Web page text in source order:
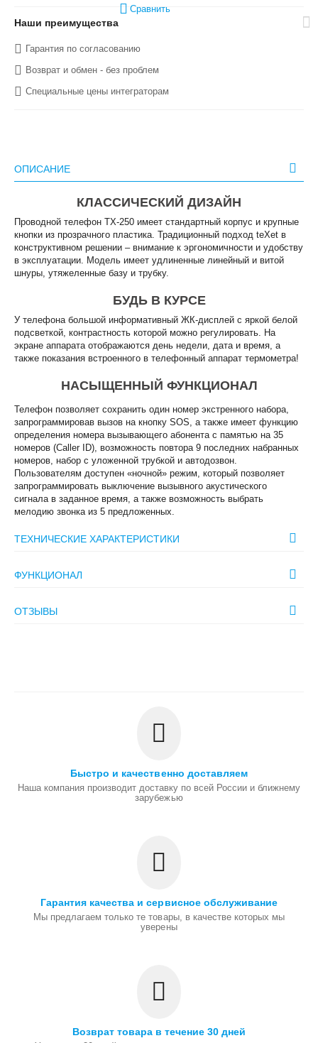
Сравнить
Наши преимущества
Гарантия по согласованию
Возврат и обмен - без проблем
Специальные цены интеграторам
ОПИСАНИЕ
КЛАССИЧЕСКИЙ ДИЗАЙН
Проводной телефон ТХ-250 имеет стандартный корпус и крупные
кнопки из прозрачного пластика. Традиционный подход teXet в
конструктивном решении – внимание к эргономичности и удобству
в эксплуатации. Модель имеет удлиненные линейный и витой
шнуры, утяжеленные базу и трубку.
БУДЬ В КУРСЕ
У телефона большой информативный ЖК-дисплей с яркой белой
подсветкой, контрастность которой можно регулировать. На
экране аппарата отображаются день недели, дата и время, а
также показания встроенного в телефонный аппарат термометра!
НАСЫЩЕННЫЙ ФУНКЦИОНАЛ
Телефон позволяет сохранить один номер экстренного набора,
запрограммировав вызов на кнопку SOS, а также имеет функцию
определения номера вызывающего абонента с памятью на 35
номеров (Caller ID), возможность повтора 9 последних набранных
номеров, набор с уложенной трубкой и автодозвон.
Пользователям доступен «ночной» режим, который позволяет
запрограммировать выключение вызывного акустического
сигнала в заданное время, а также возможность выбрать
мелодию звонка из 5 предложенных.
ТЕХНИЧЕСКИЕ ХАРАКТЕРИСТИКИ
ФУНКЦИОНАЛ
ОТЗЫВЫ
Быстро и качественно доставляем
Наша компания производит доставку по всей России и ближнему
зарубежью
Гарантия качества и сервисное обслуживание
Мы предлагаем только те товары, в качестве которых мы
уверены
Возврат товара в течение 30 дней